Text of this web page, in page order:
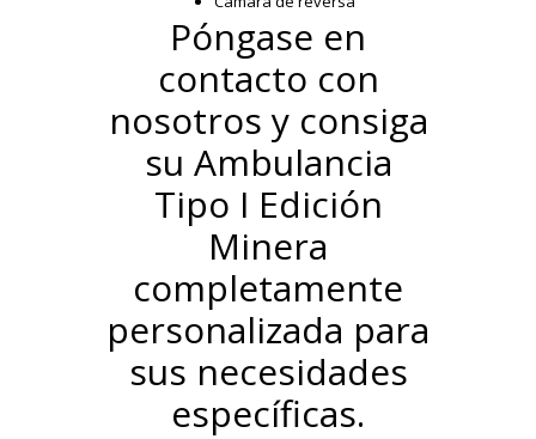
Póngase en
contacto con
nosotros y consiga
su Ambulancia
Tipo I Edición
Minera
completamente
personalizada para
sus necesidades
específicas.